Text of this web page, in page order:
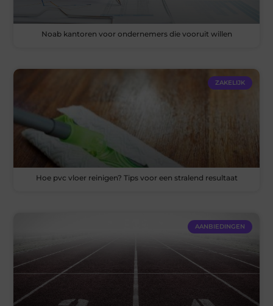
Noab kantoren voor ondernemers die vooruit willen
ZAKELIJK
Hoe pvc vloer reinigen? Tips voor een stralend resultaat
AANBIEDINGEN